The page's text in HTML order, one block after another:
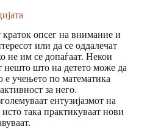
опсег на внимание и
или да се оддалечат
не им се допаѓаат. Некои
нешто што на детето може да
е учењето по математика
за него.
ентузијазмот на
така практикуваат нови